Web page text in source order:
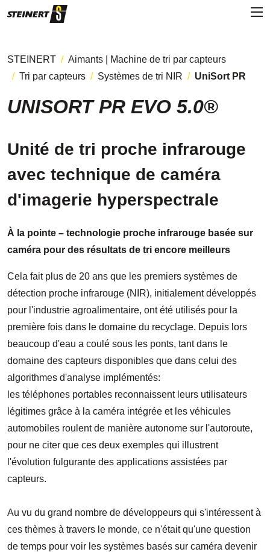
STEINERT
Aimants | Machine de tri par capteurs
Tri par capteurs
Systèmes de tri NIR UniSort PR
UNISORT PR EVO 5.0®
Unité de tri proche infrarouge
avec technique de caméra
d'imagerie hyperspectrale
À la pointe – technologie proche infrarouge basée sur
caméra pour des résultats de tri encore meilleurs
Cela fait plus de 20 ans que les premiers systèmes de
détection proche infrarouge (NIR), initialement développés
pour l'industrie agroalimentaire, ont été utilisés pour la
première fois dans le domaine du recyclage. Depuis lors
beaucoup d'eau a coulé sous les ponts, tant dans le
domaine des capteurs disponibles que dans celui des
algorithmes d'analyse implémentés:
les téléphones portables reconnaissent leurs utilisateurs
légitimes grâce à la caméra intégrée et les véhicules
automobiles roulent de manière autonome sur l'autoroute,
pour ne citer que ces deux exemples qui illustrent
l'évolution fulgurante des applications assistées par
capteurs.
Au vu du grand nombre de développeurs qui s'intéressent à
ces thèmes à travers le monde, ce n'était qu'une question
de temps pour voir les systèmes basés sur caméra devenir